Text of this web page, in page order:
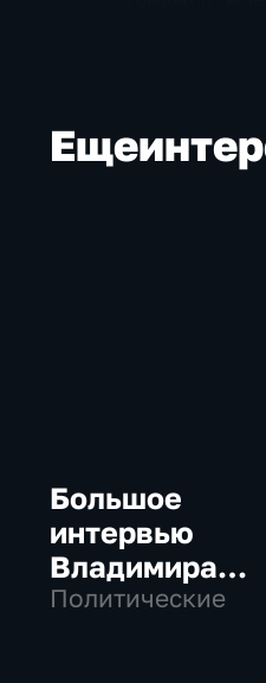
Еще
Большое
интервью
Владимира
Путина Сергею
Политические